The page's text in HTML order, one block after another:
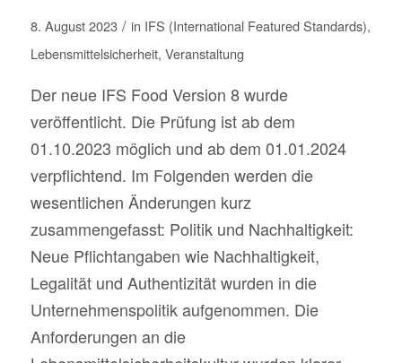
8. August 2023 / in IFS (International Featured Standards),
Lebensmittelsicherheit, Veranstaltung
Der neue IFS Food Version 8 wurde
veröffentlicht. Die Prüfung ist ab dem
01.10.2023 möglich und ab dem 01.01.2024
verpflichtend. Im Folgenden werden die
wesentlichen Änderungen kurz
zusammengefasst: Politik und Nachhaltigkeit:
Neue Pflichtangaben wie Nachhaltigkeit,
Legalität und Authentizität wurden in die
Unternehmenspolitik aufgenommen. Die
Anforderungen an die